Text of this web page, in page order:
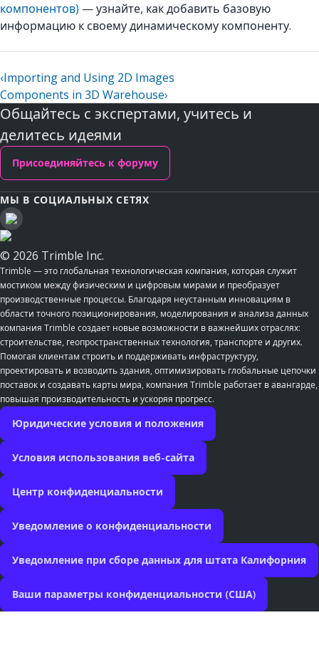
компонентов) — узнайте, как добавить базовую
информацию к своему динамическому компоненту.
‹Importing and Using 2D Images
Components in 3D Warehouse›
Общайтесь с экспертами, учитесь и
делитесь идеями
Присоединяйтесь к форуму
МЫ В СОЦИАЛЬНЫХ СЕТЯХ
© 2026 Trimble Inc.
Trimble — это глобальная технологическая компания, которая служит
мостиком между физическим и цифровым мирами и преобразует
производственные процессы. Благодаря неустанным инновациям в
области точного позиционирования, моделирования и анализа данных
компания Trimble создает новые возможности в важнейших отраслях:
строительстве, геопространственных технология, транспорте и других.
Помогая клиентам строить и поддерживать инфраструктуру,
проектировать и возводить здания, оптимизировать глобальные цепочки
поставок и создавать карты мира, компания Trimble работает в авангарде,
повышая производительность и ускоряя прогресс.
Юридические условия и положения
Условия использования веб-сайта
Центр конфиденциальности
Уведомление о конфиденциальности
Уведомление при сборе данных для штата Калифорния
Ваши параметры конфиденциальности (США)